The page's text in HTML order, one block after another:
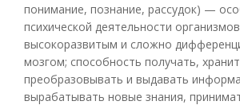
понимание, познание, рассудок) —
психической деятельности
высокоразвитым и сложно
мозгом; способность получать,
преобразовывать и выдавать
вырабатывать новые знания,